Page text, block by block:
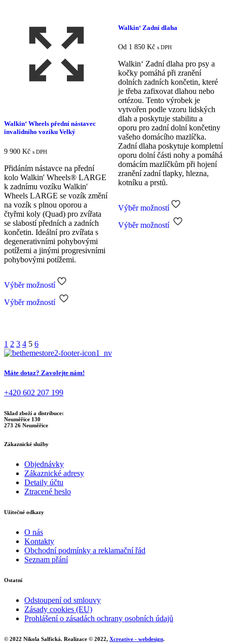
Walkin‘ Wheels přední nástavec
invalidního vozíku Velký
9 900 Kč s DPH
Přidáním nástavce na přední
kolo Walkin' Wheels® LARGE
k zadnímu vozíku Walkin'
Wheels LARGE se vozík změní
na vozík s plnou oporou a
čtyřmi koly (Quad) pro zvířata
se slabostí předních a zadních
končetin. Ideální pro zvířata s
degenerativními pohybovými
potížemi a jinými progresivními
pohybovými potížemi.
Výběr možností
Výběr možností
Tento
produkt
lze
vybrat
stránce
Walkin‘ Zadní dlaha
Od 1 850 Kč s DPH
Walkin‘ Zadní dlaha pro psy a
kočky pomáhá při zranění
dolních zadních končetin, které
je třeba zafixovat dlahou nebo
ortézou. Tento výrobek je
vytvořen podle vzoru lidských
dlah a poskytuje stabilitu a
oporu pro zadní dolní končetiny
vašeho domácího mazlíčka.
Zadní dlaha poskytuje kompletní
oporu dolní části nohy a pomáhá
domácím mazlíčkům při hojení
zranění zadní tlapky, hlezna,
kotníku a prstů.
Výběr možností
Výběr možností
Tento
produkt
1 2 3 4 5 6
Máte dotaz? Zavolejte nám!
+420 602 207 199
Sklad zboží a distribuce:
Neuměřice 130
273 26 Neuměřice
Zákaznické služby
Objednávky
Zákaznické adresy
Detaily účtu
Ztracené heslo
Užitečné odkazy
O nás
Kontakty
Obchodní podmínky a reklamační řád
Seznam přání
Ostatní
Odstoupení od smlouvy
Zásady cookies (EU)
Prohlášení o zásadách ochrany osobních údajů
© 2022 Nikola Salfická. Realizace © 2022, Xcreative - webdesign.